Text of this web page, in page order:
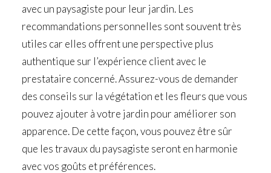
avec un paysagiste pour leur jardin. Les
recommandations personnelles sont souvent très
utiles car elles offrent une perspective plus
authentique sur l’expérience client avec le
prestataire concerné. Assurez-vous de demander
des conseils sur la végétation et les fleurs que vous
pouvez ajouter à votre jardin pour améliorer son
apparence. De cette façon, vous pouvez être sûr
que les travaux du paysagiste seront en harmonie
avec vos goûts et préférences.